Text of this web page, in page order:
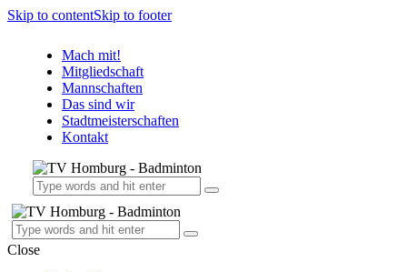
Skip to contentSkip to footer
Mach mit!
Mitgliedschaft
Mannschaften
Das sind wir
Stadtmeisterschaften
Kontakt
Close